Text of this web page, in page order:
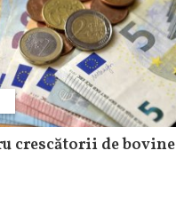
crescătorii de bovine